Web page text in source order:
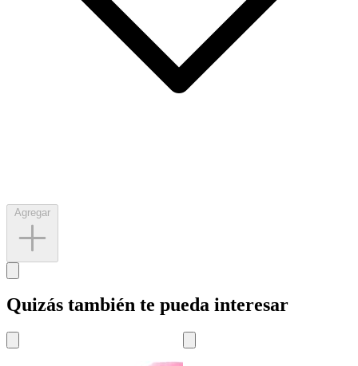
Quizás también te pueda interesar